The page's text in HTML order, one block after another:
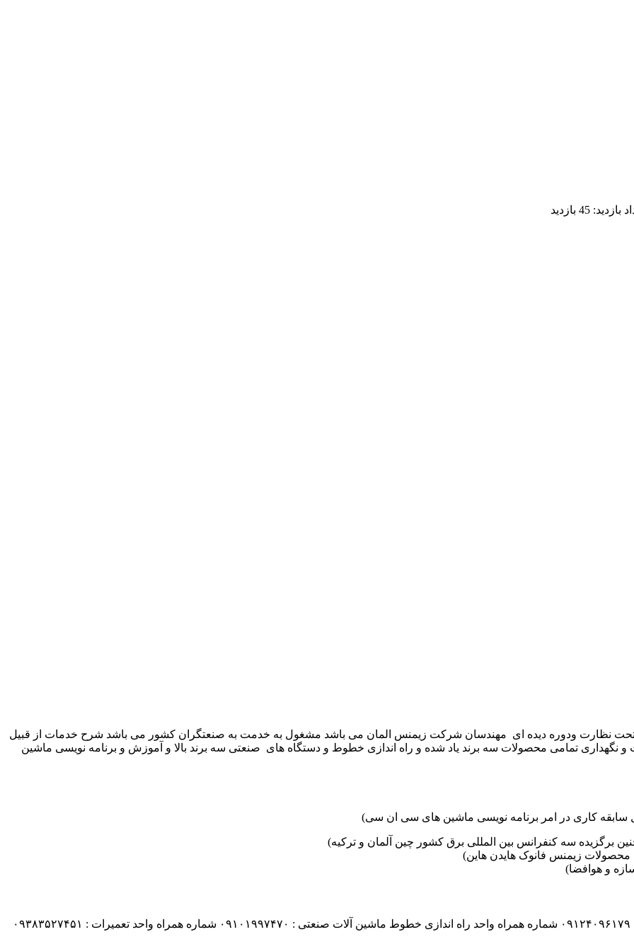
بازدید: 45 بازدید
تکنوست با مدیریت مهندس علی فرخانی که از سال ۱۳۶۵ تحت نظارت ودوره دیده ای مهندسان شرکت زیمنس المان می باشد مشغول به خدمت به صنعتگران کشور می باشد شرح خدمات از قبیل
نگهداری تمامی محصولات سه برند یاد شده و راه اندازی خطوط و دستگاه های صنعتی سه برند بالا و آموزش و برنامه نویسی ماشین
برگزیده سه کنفرانس بین المللی برق کشور چین آلمان و ترکیه)
زیمنس فانوک هایدن هاین)
و هوافضا)